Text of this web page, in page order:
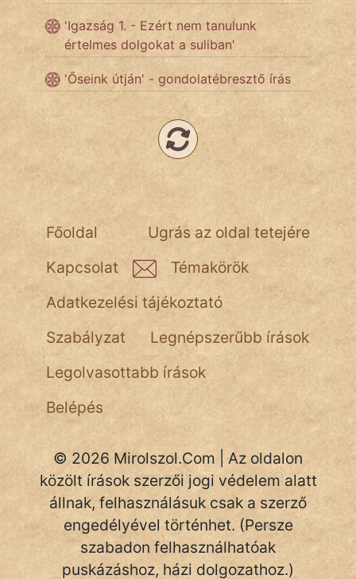
Hunor
Jób Gedeon
Láron Ádám
NapHold
Név nélkül
pszichopati
szegény legény
Hoffer Botond
szemfüles
'Igazság 1. - Ezért nem tanulunk
értelmes dolgokat a suliban'
'Őseink útján' - gondolatébresztő írás
Ugrás az oldal tetejére
Főoldal
Kapcsolat
Témakörök
Adatkezelési tájékoztató
Szabályzat
Legnépszerűbb írások
Legolvasottabb írások
Belépés
© 2026 Mirolszol.Com | Az oldalon
közölt írások szerzői jogi védelem alatt
állnak, felhasználásuk csak a szerző
engedélyével történhet. (Persze
szabadon felhasználhatóak
puskázáshoz, házi dolgozathoz.)